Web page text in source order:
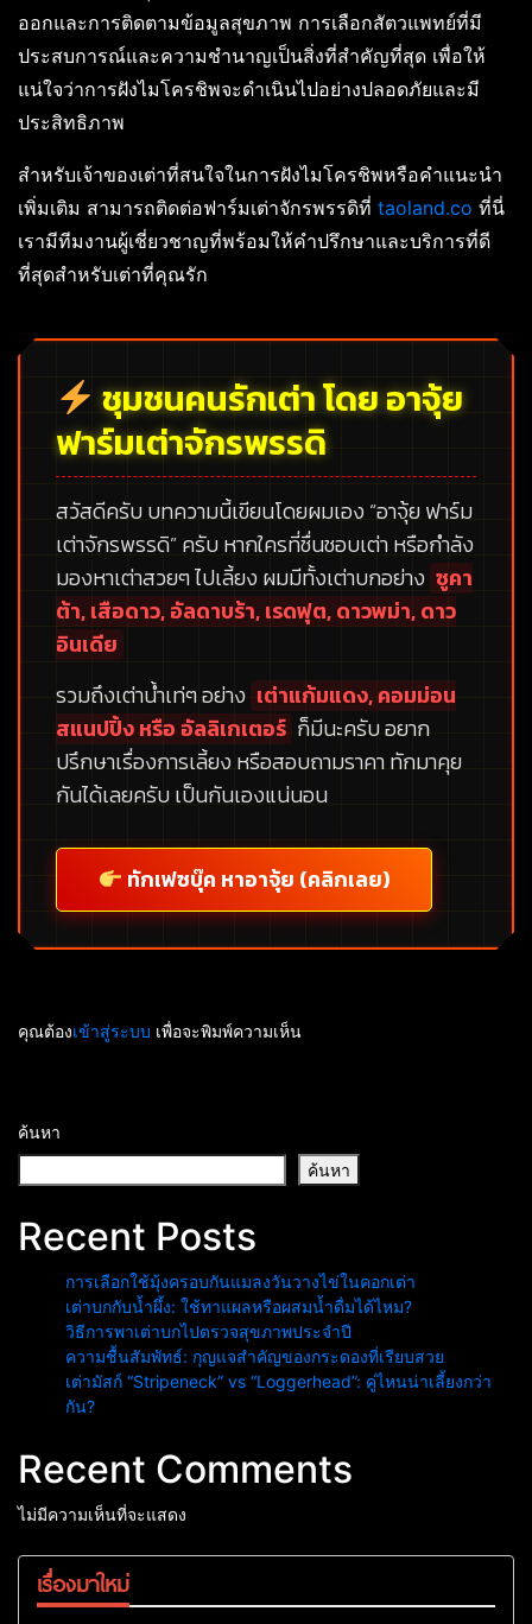
ออกและการติดตามข้อมูลสุขภาพ การเลือกสัตวแพทย์ที่มี
ประสบการณ์และความชำนาญเป็นสิ่งที่สำคัญที่สุด เพื่อให้
แน่ใจว่าการฝังไมโครชิพจะดำเนินไปอย่างปลอดภัยและมี
ประสิทธิภาพ
สำหรับเจ้าของเต่าที่สนใจในการฝังไมโครชิพหรือคำแนะนำ
เพิ่มเติม สามารถติดต่อฟาร์มเต่าจักรพรรดิที่ taoland.co ที่นี่
เรามีทีมงานผู้เชี่ยวชาญที่พร้อมให้คำปรึกษาและบริการที่ดี
ที่สุดสำหรับเต่าที่คุณรัก
ชุมชนคนรักเต่า โดย อาจุ้ย
ฟาร์มเต่าจักรพรรดิ
สวัสดีครับ บทความนี้เขียนโดยผมเอง “อาจุ้ย ฟาร์ม
เต่าจักรพรรดิ”ครับ หากใครที่ชื่นชอบเต่า หรือกำลัง
มองหาเต่าสวยๆ ไปเลี้ยง ผมมีทั้งเต่าบกอย่าง ซูคา
ต้า, เสือดาว, อัลดาบร้า, เรดฟุต, ดาวพม่า, ดาว
อินเดีย
รวมถึงเต่าน้ำเท่ๆ อย่าง เต่าแก้มแดง, คอมม่อน
สแนปปิ้ง หรือ อัลลิเกเตอร์ ก็มีนะครับ อยาก
ปรึกษาเรื่องการเลี้ยง หรือสอบถามราคา ทักมาคุย
กันได้เลยครับ เป็นกันเองแน่นอน
ทักเฟซบุ๊ค หาอาจุ้ย (คลิกเลย)
คุณต้องเข้าสู่ระบบ เพื่อจะพิมพ์ความเห็น
ค้นหา
ค้นหา
Recent Posts
การเลือกใช้มุ้งครอบกันแมลงวันวางไข่ในคอกเต่า
เต่าบกกับน้ำผึ้ง: ใช้ทาแผลหรือผสมน้ำดื่มได้ไหม?
วิธีการพาเต่าบกไปตรวจสุขภาพประจำปี
ความชื้นสัมพัทธ์: กุญแจสำคัญของกระดองที่เรียบสวย
เต่ามัสก์ “Stripeneck” vs “Loggerhead”: คู่ไหนน่าเลี้ยงกว่า
กัน?
Recent Comments
ไม่มีความเห็นที่จะแสดง
เรื่องมาใหม่